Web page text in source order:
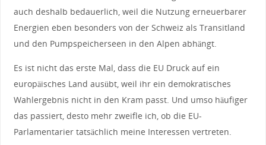
auch deshalb bedauerlich, weil die Nutzung erneuerbarer
Energien eben besonders von der Schweiz als Transitland
und den Pumpspeicherseen in den Alpen abhängt.
Es ist nicht das erste Mal, dass die EU Druck auf ein
europäisches Land ausübt, weil ihr ein demokratisches
Wahlergebnis nicht in den Kram passt. Und umso häufiger
das passiert, desto mehr zweifle ich, ob die EU-
Parlamentarier tatsächlich meine Interessen vertreten.